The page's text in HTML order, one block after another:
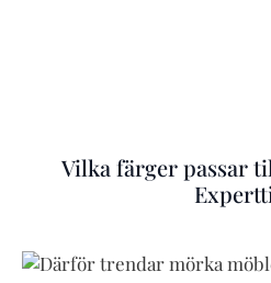
Vilka färger passar